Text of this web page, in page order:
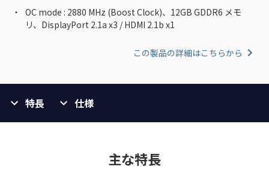
OC mode : 2880 MHz (Boost Clock)、12GB GDDR6 メモ
リ、DisplayPort 2.1a x3 / HDMI 2.1b x1
この製品の詳細はこちらから
特長 仕様
主な特長